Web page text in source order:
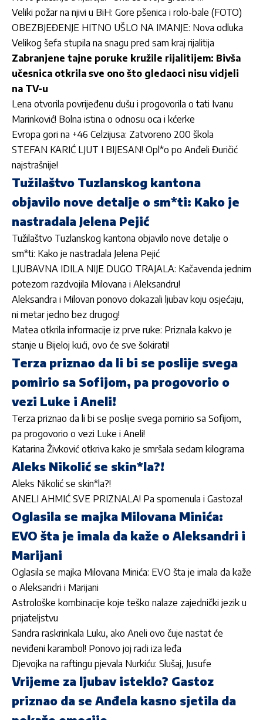
Veliki požar na njivi u BiH: Gore pšenica i rolo-bale (FOTO)
OBEZBJEĐENJE HITNO UŠLO NA IMANJE: Nova odluka
Velikog šefa stupila na snagu pred sam kraj rijalitija
Zabranjene tajne poruke kružile rijalitijem: Bivša
učesnica otkrila sve ono što gledaoci nisu vidjeli
na TV-u
Lena otvorila povrijeđenu dušu i progovorila o tati Ivanu
Marinković! Bolna istina o odnosu oca i kćerke
Evropa gori na +46 Celzijusa: Zatvoreno 200 škola
STEFAN KARIĆ LJUT I BIJESAN! Opl*o po Anđeli Đuričić
najstrašnije!
Tužilaštvo Tuzlanskog kantona
objavilo nove detalje o sm*ti: Kako je
nastradala Jelena Pejić
Tužilaštvo Tuzlanskog kantona objavilo nove detalje o
sm*ti: Kako je nastradala Jelena Pejić
LJUBAVNA IDILA NIJE DUGO TRAJALA: Kačavenda jednim
potezom razdvojila Milovana i Aleksandru!
Aleksandra i Milovan ponovo dokazali ljubav koju osjećaju,
ni metar jedno bez drugog!
Matea otkrila informacije iz prve ruke: Priznala kakvo je
stanje u Bijeloj kući, ovo će sve šokirati!
Terza priznao da li bi se poslije svega
pomirio sa Sofijom, pa progovorio o
vezi Luke i Aneli!
Terza priznao da li bi se poslije svega pomirio sa Sofijom,
pa progovorio o vezi Luke i Aneli!
Katarina Živković otkriva kako je smršala sedam kilograma
Aleks Nikolić se skin*la?!
Aleks Nikolić se skin*la?!
ANELI AHMIĆ SVE PRIZNALA! Pa spomenula i Gastoza!
Oglasila se majka Milovana Minića:
EVO šta je imala da kaže o Aleksandri i
Marijani
Oglasila se majka Milovana Minića: EVO šta je imala da kaže
o Aleksandri i Marijani
Astrološke kombinacije koje teško nalaze zajednički jezik u
prijateljstvu
Sandra raskrinkala Luku, ako Aneli ovo čuje nastat će
neviđeni karambol! Ponovo joj radi iza leđa
Djevojka na raftingu pjevala Nurkiću: Slušaj, Jusufe
Vrijeme za ljubav isteklo? Gastoz
priznao da se Anđela kasno sjetila da